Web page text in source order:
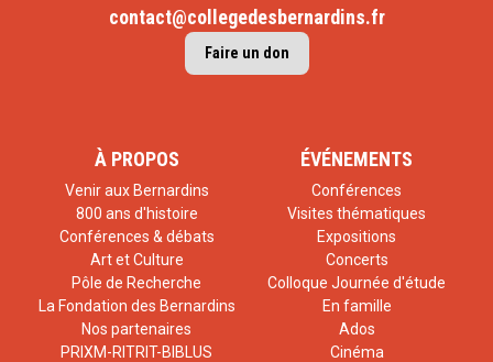
contact@collegedesbernardins.fr
Faire un don
À PROPOS
Venir aux Bernardins
800 ans d'histoire
Conférences & débats
Art et Culture
Pôle de Recherche
La Fondation des Bernardins
Nos partenaires
PRIXM-RITRIT-BIBLUS
ÉVÉNEMENTS
Conférences
Visites thématiques
Expositions
Concerts
Colloque Journée d'étude
En famille
Ados
Cinéma